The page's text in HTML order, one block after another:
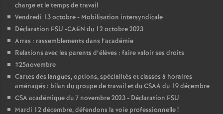
r
é
O
r
charge et le temps de travail
Vendredi 13 octobre - Mobilisation intersyndicale
Déclaration FSU -CAEN du 12 octobre 2023
Arras : rassemblements dans l’académie
Relations avec les parents d’élèves : faire valoir ses droits
#25novembre
Cartes des langues, options, spécialités et classes à horaires
aménagés : bilan du groupe de travail et du CSAA du 19 décembre
CSA académique du 7 novembre 2023 - Déclaration FSU
Mardi 12 décembre, défendons la voie professionnelle!